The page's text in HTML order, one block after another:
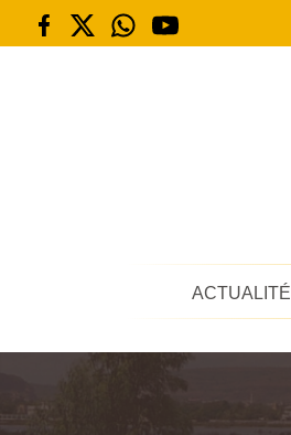
ACTUALITÉ